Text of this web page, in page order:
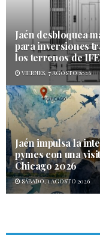
Jaén desbloquea
para inversiones
los terrenos de
VIERNES, 7 AGOSTO 2026
Jaén impulsa la
pymes con una
Chicago 2026
SÁBADO, 1 AGOSTO 2026